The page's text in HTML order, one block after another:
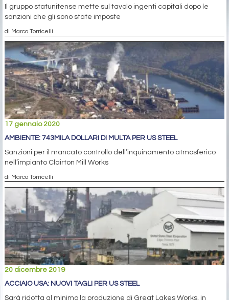
Il gruppo statunitense mette sul tavolo ingenti capitali dopo le
sanzioni che gli sono state imposte
di Marco Torricelli
17 gennaio 2020
AMBIENTE: 743MILA DOLLARI DI MULTA PER US STEEL
Sanzioni per il mancato controllo dell’inquinamento atmosferico
nell’impianto Clairton Mill Works
di Marco Torricelli
20 dicembre 2019
ACCIAIO USA: NUOVI TAGLI PER US STEEL
Sarà ridotta al minimo la produzione di Great Lakes Works, in